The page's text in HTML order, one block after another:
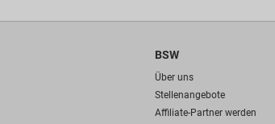
BSW
Über uns
Stellenangebote
Affiliate-Partner werden